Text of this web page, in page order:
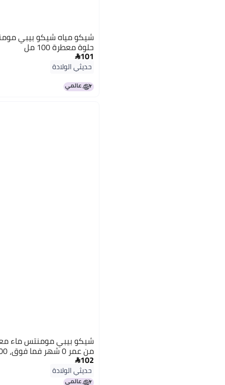
شيكو مياه شيكو بيبي
حلوة معطرة 100 مل
101
حديثي الولادة
شيكو بيبي مومنتس ماء
من عمر 0 ​​شهر فما فوق، 100 مل
102
حديثي الولادة